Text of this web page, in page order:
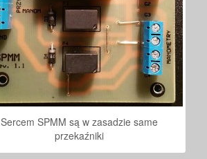
Sercem SPMM są w zasadzie same
przekaźniki